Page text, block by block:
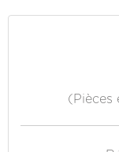
(Pièces